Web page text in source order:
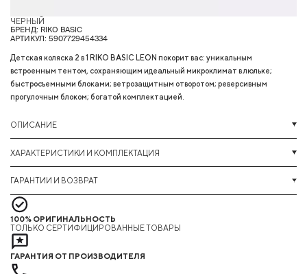
ЧЕРНЫЙ
БРЕНД: RIKO BASIC
АРТИКУЛ: 5907729454334
Детская коляска 2 в 1 RIKO BASIC LEON покорит вас: уникальным
встроенным тентом, сохраняющим идеальный микроклимат в люльке;
быстросъемными блоками; ветрозащитным отворотом; реверсивным
прогулочным блоком; богатой комплектацией.
ОПИСАНИЕ
ХАРАКТЕРИСТИКИ И КОМПЛЕКТАЦИЯ
ГАРАНТИИ И ВОЗВРАТ
100% ОРИГИНАЛЬНОСТЬ
ТОЛЬКО СЕРТИФИЦИРОВАННЫЕ ТОВАРЫ
ГАРАНТИЯ ОТ ПРОИЗВОДИТЕЛЯ